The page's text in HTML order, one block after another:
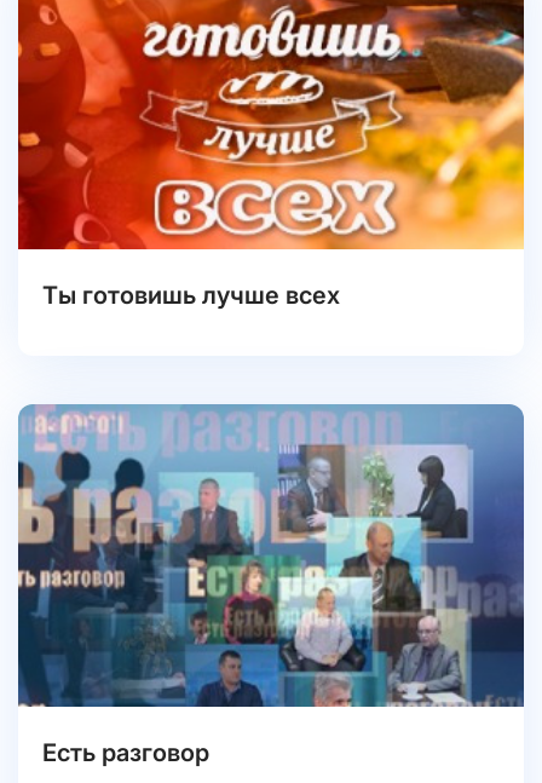
Ты готовишь лучше всех
Есть разговор